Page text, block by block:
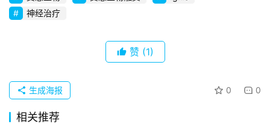
业
布
并
登录
神经治疗
赞 (1)
0 0
生成海报
相关推荐